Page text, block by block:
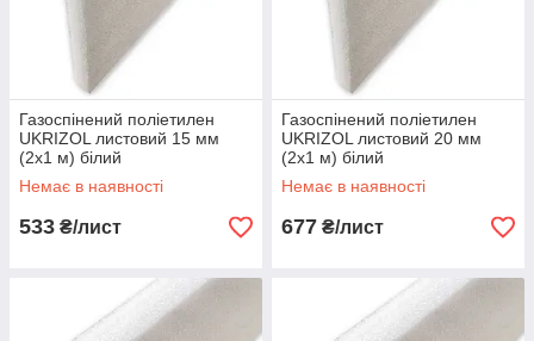
Газоспінений поліетилен
UKRIZOL листовий 15 мм
(2х1 м) білий
Немає в наявності
533 ₴/лист
Газоспінений поліетилен
UKRIZOL листовий 20 мм
(2х1 м) білий
Немає в наявності
677 ₴/лист